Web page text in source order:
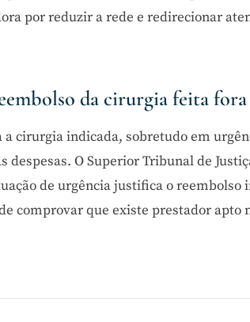
por reduzir a rede e redirecionar
da cirurgia feita fora
cirurgia indicada, sobretudo em
O Superior Tribunal de
de urgência justifica o reembolso
comprovar que existe prestador apto